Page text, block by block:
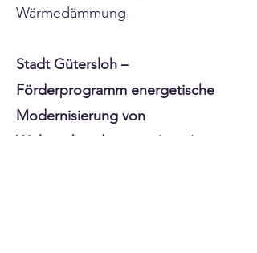
Wärmedämmung.
Stadt Gütersloh –
Förderprogramm energetische
Modernisierung von
Wohngebäuden:
Zuschuss bis